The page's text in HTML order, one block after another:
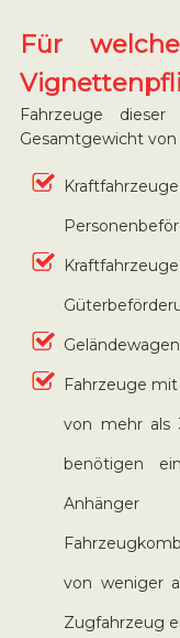
Für
Fahrzeuge
Gesamtgewicht
Fahrzeuge
von mehr als
benötigen
von weniger
Zugfahrzeug